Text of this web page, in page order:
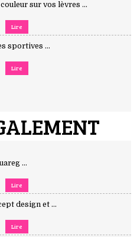
sur vos lèvres ...
Lire
sportives ...
Lire
...
Lire
design et ...
Lire